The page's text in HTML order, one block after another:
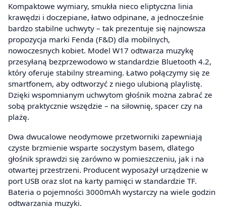
Kompaktowe wymiary, smukła nieco eliptyczna linia
krawędzi i doczepiane, łatwo odpinane, a jednocześnie
bardzo stabilne uchwyty – tak prezentuje się najnowsza
propozycja marki Fenda (F&D) dla mobilnych,
nowoczesnych kobiet. Model W17 odtwarza muzykę
przesyłaną bezprzewodowo w standardzie Bluetooth 4.2,
który oferuje stabilny streaming. Łatwo połączymy się ze
smartfonem, aby odtworzyć z niego ulubioną playlistę.
Dzięki wspomnianym uchwytom głośnik można zabrać ze
sobą praktycznie wszędzie – na siłownię, spacer czy na
plażę.
Dwa dwucalowe neodymowe przetworniki zapewniają
czyste brzmienie wsparte soczystym basem, dlatego
głośnik sprawdzi się zarówno w pomieszczeniu, jak i na
otwartej przestrzeni. Producent wyposażył urządzenie w
port USB oraz slot na karty pamięci w standardzie TF.
Bateria o pojemności 3000mAh wystarczy na wiele godzin
odtwarzania muzyki.